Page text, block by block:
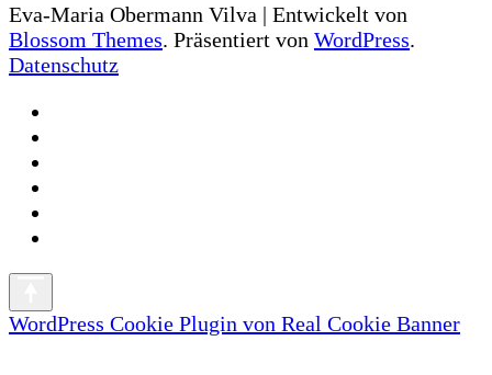
Eva-Maria Obermann Vilva | Entwickelt von
Blossom Themes. Präsentiert von WordPress.
Datenschutz
WordPress Cookie Plugin von Real Cookie Banner